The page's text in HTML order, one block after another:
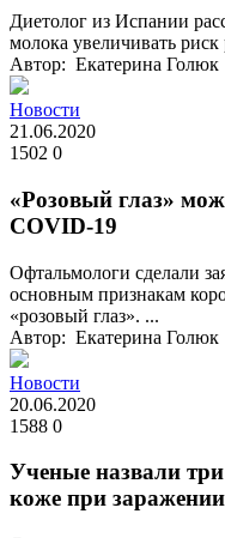
Диетолог из Испании
молока увеличивать
Автор: Екатерина Голюк
Новости
21.06.2020
1502 0
«Розовый глаз»
COVID-19
Офтальмологи сделали
основным признакам
«розовый глаз». ...
Автор: Екатерина Голюк
Новости
20.06.2020
1588 0
Ученые назвали
коже при